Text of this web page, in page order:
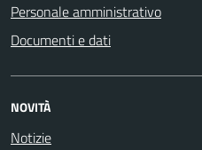
Personale amministrativo
Documenti e dati
NOVITÀ
Notizie